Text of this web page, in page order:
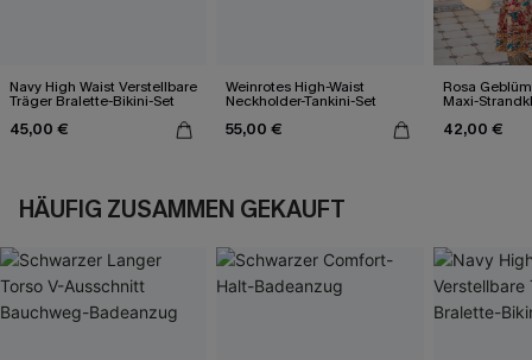
Navy High Waist Verstellbare
Träger Bralette-Bikini-Set
45,00 €
Weinrotes High-Waist
Neckholder-Tankini-Set
55,00 €
Rosa
Maxi-
42,00 €
HÄUFIG ZUSAMMEN GEKAUFT